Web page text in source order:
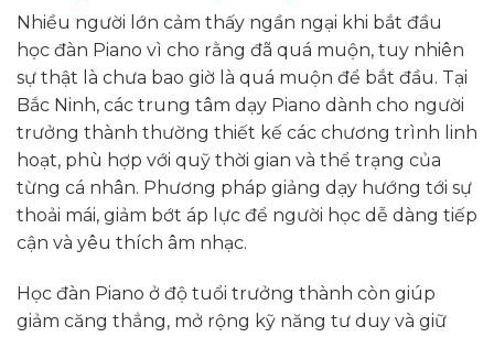
Nhiều người lớn cảm thấy ngần ngại khi bắt đầu
học đàn Piano vì cho rằng đã quá muộn, tuy nhiên
sự thật là chưa bao giờ là quá muộn để bắt đầu. Tại
Bắc Ninh, các trung tâm dạy Piano dành cho người
trưởng thành thường thiết kế các chương trình linh
hoạt, phù hợp với quỹ thời gian và thể trạng của
từng cá nhân. Phương pháp giảng dạy hướng tới sự
thoải mái, giảm bớt áp lực để người học dễ dàng tiếp
cận và yêu thích âm nhạc.
Học đàn Piano ở độ tuổi trưởng thành còn giúp
giảm căng thẳng, mở rộng kỹ năng tư duy và giữ